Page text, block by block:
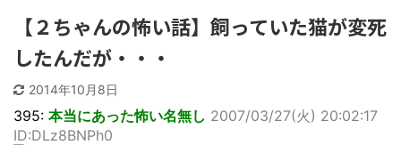
【２ちゃんの怖い話】飼っていた猫が変死
したんだが・・・
2014年10月8日
395: 本当にあった怖い名無し 2007/03/27(火) 20:02:17
ID:DLz8BNPh0